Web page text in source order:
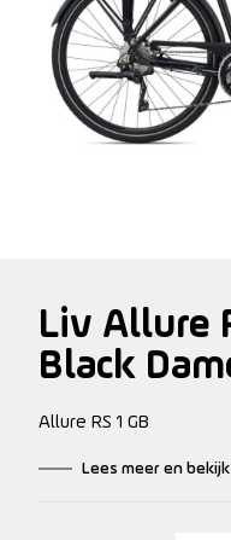
Liv Allure
Black
Allure RS 1 GB
Lees meer en